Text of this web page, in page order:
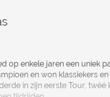
op enkele jaren een uniek
en won klassiekers
in zijn eerste Tour, twéé